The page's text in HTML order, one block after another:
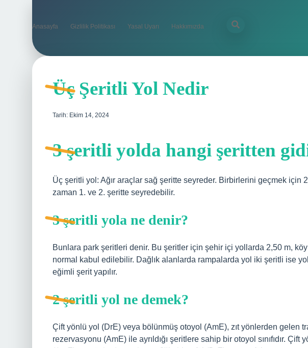
Anasayfa Gizlilik Politikası Yasal Uyarı Hakkımızda
Üç Şeritli Yol Nedir
Tarih: Ekim 14, 2024
3 şeritli yolda hangi şeritten
Üç şeritli yol: Ağır araçlar sağ şeritte seyreder. Birbirlerini geçmek için
zaman 1. ve 2. şeritte seyredebilir.
3 şeritli yola ne denir?
Bunlara park şeritleri denir. Bu şeritler için şehir içi yollarda 2,50 m,
normal kabul edilebilir. Dağlık alanlarda rampalarda yol iki şeritli ise
eğimli şerit yapılır.
2 şeritli yol ne demek?
Çift yönlü yol (DrE) veya bölünmüş otoyol (AmE), zıt yönlerden gelen
rezervasyonu (AmE) ile ayrıldığı şeritlere sahip bir otoyol sınıfıdır.